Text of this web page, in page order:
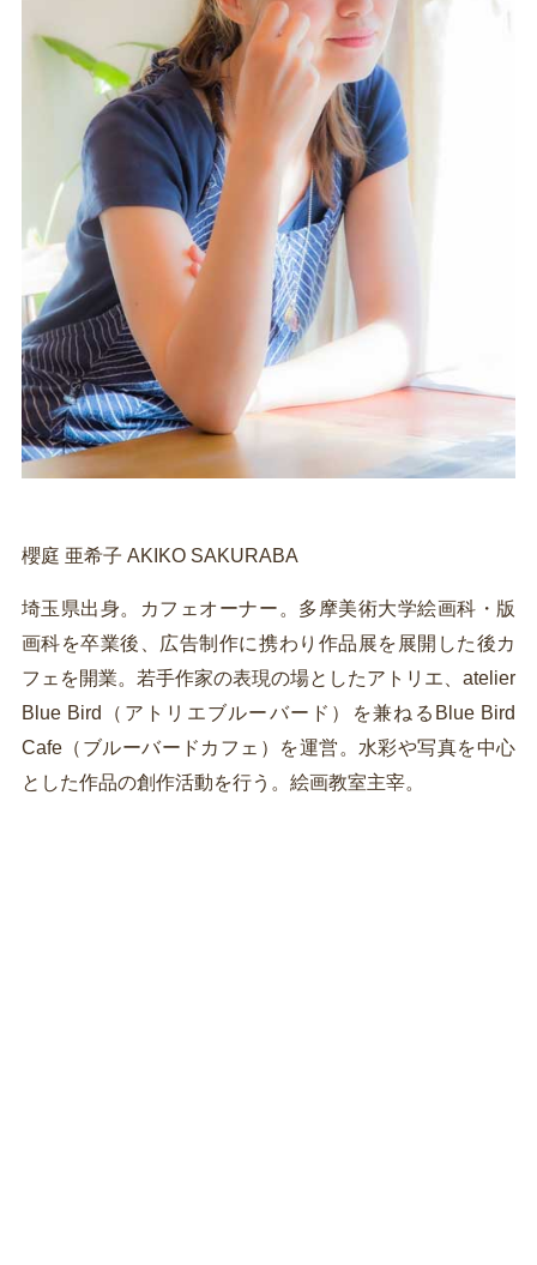
櫻庭 亜希子 AKIKO SAKURABA
埼玉県出身。カフェオーナー。多摩美術大学絵画科・版
画科を卒業後、広告制作に携わり作品展を展開した後カ
フェを開業。若手作家の表現の場としたアトリエ、atelier
Blue Bird（アトリエブルーバード）を兼ねるBlue Bird
Cafe（ブルーバードカフェ）を運営。水彩や写真を中心
とした作品の創作活動を行う。絵画教室主宰。